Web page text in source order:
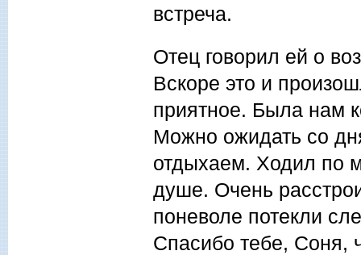
встреча.
Отец говорил ей о
Вскоре это и
приятное. Была нам
Можно ожидать со
отдыхаем. Ходил по
душе. Очень
поневоле потекли
Спасибо тебе, Соня,